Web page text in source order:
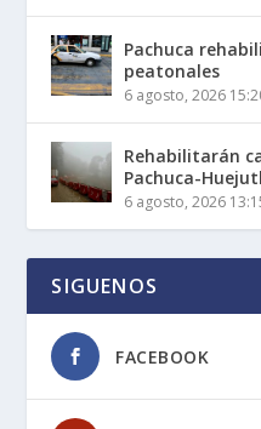
Pachuca
peatonales
6 agosto, 2026
Rehabilitarán
Pachuca-
6 agosto, 2026
SIGUENOS
FACEBOOK